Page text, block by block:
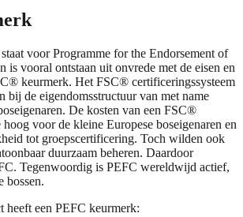
voor Programme for the Endorsement of
is vooral ontstaan uit onvrede met de eisen en
keurmerk. Het FSC® certificeringssysteem
bij de eigendomsstructuur van met name
De kosten van een FSC®
voor de kleine Europese boseigenaren en
tot groepscertificering. Toch wilden ook
duurzaam beheren. Daardoor
Tegenwoordig is PEFC wereldwijd actief,
bossen.
heeft een PEFC keurmerk: